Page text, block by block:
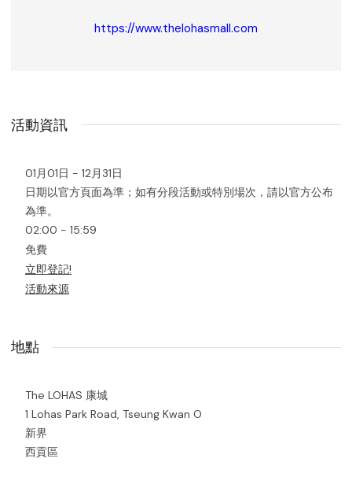
https://www.thelohasmall.com
活動資訊
01月01日 - 12月31日
日期以官方頁面為準；如有分段活動或特別場次，請以官方公布
為準。
02:00 - 15:59
免費
立即登記!
活動來源
地點
The LOHAS 康城
1 Lohas Park Road, Tseung Kwan O
新界
西貢區